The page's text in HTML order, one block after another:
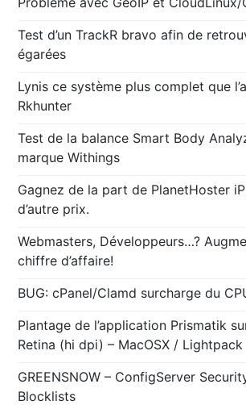
Test d’un TrackR bravo afin de
égarées
Lynis ce système plus complet que
Rkhunter
Test de la balance Smart Body
marque Withings
Gagnez de la part de PlanetHoster
d’autre prix.
Webmasters, Développeurs…?
chiffre d’affaire!
BUG: cPanel/Clamd surcharge du
Plantage de l’application Prismatik
Retina (hi dpi) – MacOSX / Lightpack
GREENSNOW – ConfigServer
Blocklists